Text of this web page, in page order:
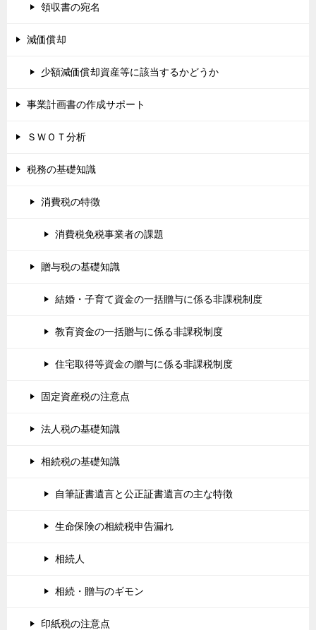
領収書の宛名
減価償却
少額減価償却資産等に該当するかどうか
事業計画書の作成サポート
ＳＷＯＴ分析
税務の基礎知識
消費税の特徴
消費税免税事業者の課題
贈与税の基礎知識
結婚・子育て資金の一括贈与に係る非課税制度
教育資金の一括贈与に係る非課税制度
住宅取得等資金の贈与に係る非課税制度
固定資産税の注意点
法人税の基礎知識
相続税の基礎知識
自筆証書遺言と公正証書遺言の主な特徴
生命保険の相続税申告漏れ
相続人
相続・贈与のギモン
印紙税の注意点